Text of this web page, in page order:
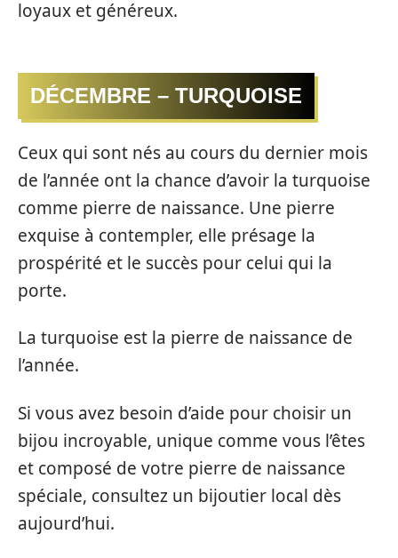
loyaux et généreux.
DÉCEMBRE – TURQUOISE
Ceux qui sont nés au cours du dernier mois
de l’année ont la chance d’avoir la turquoise
comme pierre de naissance. Une pierre
exquise à contempler, elle présage la
prospérité et le succès pour celui qui la
porte.
La turquoise est la pierre de naissance de
l’année.
Si vous avez besoin d’aide pour choisir un
bijou incroyable, unique comme vous l’êtes
et composé de votre pierre de naissance
spéciale, consultez un bijoutier local dès
aujourd’hui.